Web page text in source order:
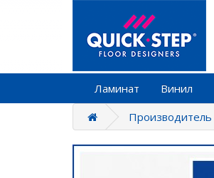
Ламинат Винил
Производитель